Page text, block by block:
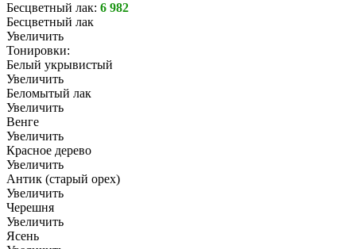
Бесцветный лак: 6 982
Бесцветный лак
Увеличить
Тонировки:
Белый укрывистый
Увеличить
Беломытый лак
Увеличить
Венге
Увеличить
Красное дерево
Увеличить
Антик (старый орех)
Увеличить
Черешня
Увеличить
Ясень